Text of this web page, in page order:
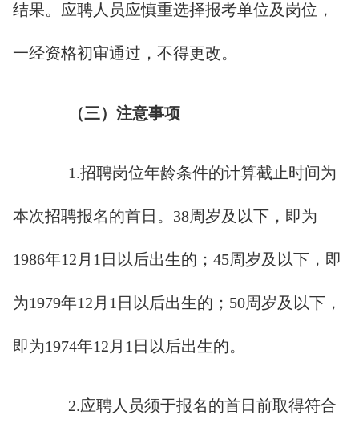
结果。应聘人员应慎重选择报考单位及岗位，
一经资格初审通过，不得更改。
（三）注意事项
1.招聘岗位年龄条件的计算截止时间为
本次招聘报名的首日。38周岁及以下，即为
1986年12月1日以后出生的；45周岁及以下，即
为1979年12月1日以后出生的；50周岁及以下，
即为1974年12月1日以后出生的。
2.应聘人员须于报名的首日前取得符合